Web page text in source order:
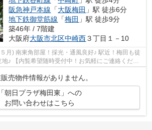
阪急神戸本線 「大阪梅田 」駅 徒歩6分
地下鉄御堂筋線 「梅田 」駅 徒歩9分
築46年 / 7階建
大阪府大阪市北区中崎西３丁目１－10
月) 南東角部屋！採光・通風良好♪ 駅近！梅田も徒
♪ 【内覧希望随時受付中！お気軽にご連絡くださ
売物件情報がありません。
「朝日プラザ梅田東」への
お問い合わせはこちら